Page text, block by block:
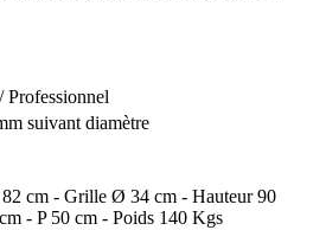
Professionnel
suivant diamètre
cm - Grille Ø 34 cm - Hauteur 90
- P 50 cm - Poids 140 Kgs